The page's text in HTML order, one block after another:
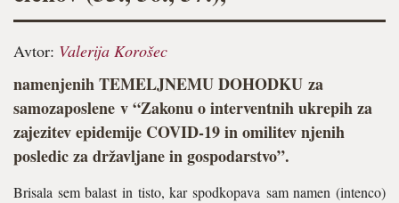
Avtor: Valerija Korošec
namenjenih TEMELJNEMU DOHODKU za
samozaposlene v “Zakonu o interventnih ukrepih za
zajezitev epidemije COVID-19 in omilitev njenih
posledic za državljane in gospodarstvo”.
Brisala sem balast in tisto, kar spodkopava sam namen (intenco)